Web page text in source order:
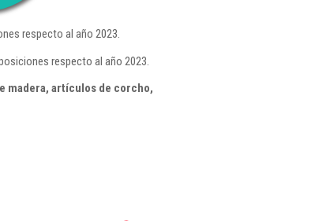
respecto al año 2023.
respecto al año 2023.
madera, artículos de corcho,